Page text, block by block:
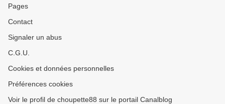
Pages
Contact
Signaler un abus
C.G.U.
Cookies et données personnelles
Préférences cookies
Voir le profil de choupette88 sur le portail Canalblog